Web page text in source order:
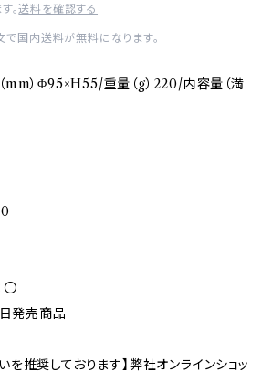
。送料を確認する
国内送料が無料になります。
mm）Φ95×H55/重量（g）220/内容量（満
〇
発売商品
を推奨しております】弊社オンラインショッ